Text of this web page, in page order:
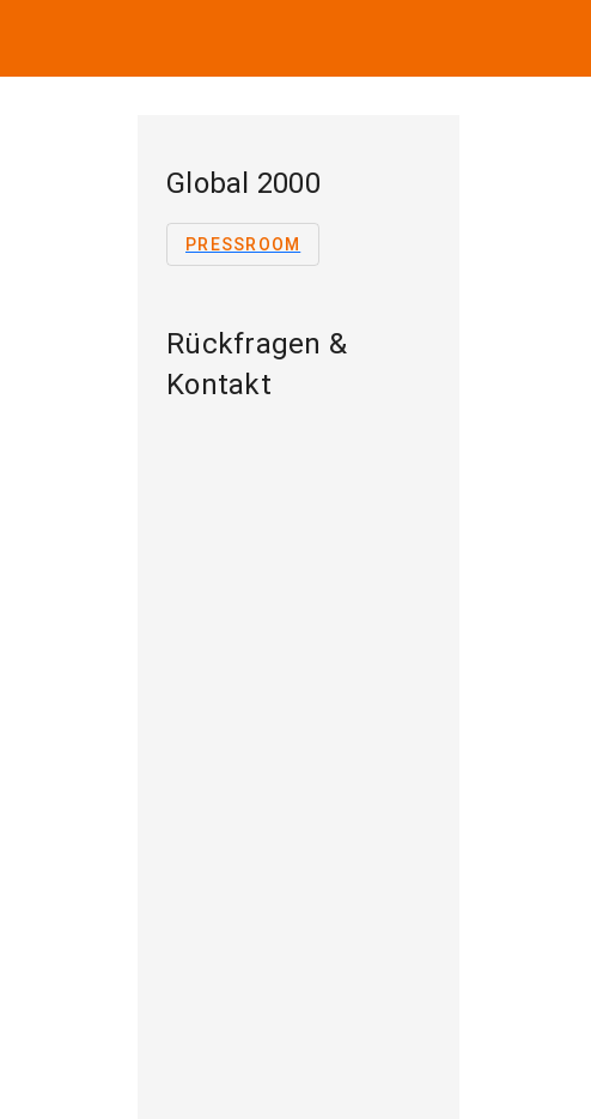
Global 2000
PRESSROOM
Rückfragen &
Kontakt